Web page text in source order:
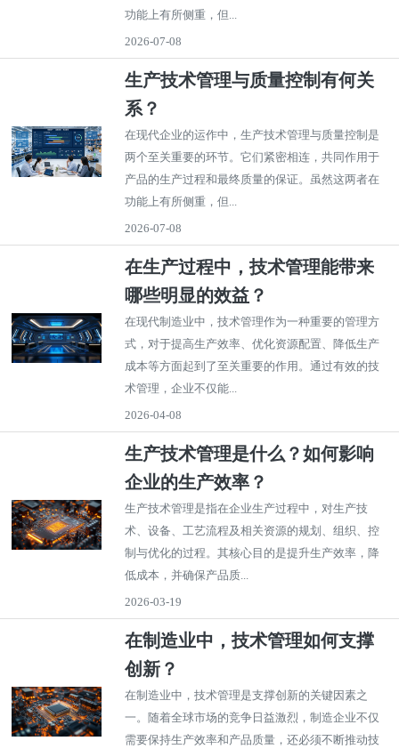
功能上有所侧重，但...
2026-07-08
生产技术管理与质量控制有何关
系？
在现代企业的运作中，生产技术管理与质量控制是
两个至关重要的环节。它们紧密相连，共同作用于
产品的生产过程和最终质量的保证。虽然这两者在
功能上有所侧重，但...
2026-07-08
在生产过程中，技术管理能带来
哪些明显的效益？
在现代制造业中，技术管理作为一种重要的管理方
式，对于提高生产效率、优化资源配置、降低生产
成本等方面起到了至关重要的作用。通过有效的技
术管理，企业不仅能...
2026-04-08
生产技术管理是什么？如何影响
企业的生产效率？
生产技术管理是指在企业生产过程中，对生产技
术、设备、工艺流程及相关资源的规划、组织、控
制与优化的过程。其核心目的是提升生产效率，降
低成本，并确保产品质...
2026-03-19
在制造业中，技术管理如何支撑
创新？
在制造业中，技术管理是支撑创新的关键因素之
一。随着全球市场的竞争日益激烈，制造企业不仅
需要保持生产效率和产品质量，还必须不断推动技